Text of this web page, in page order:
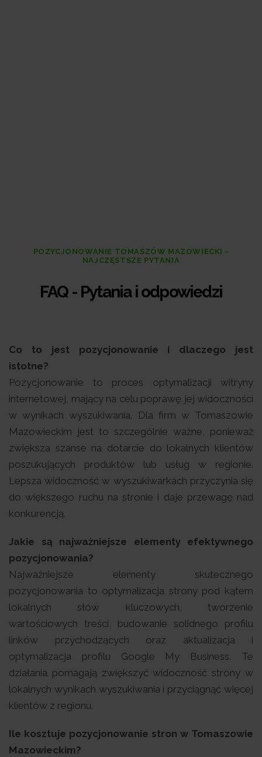
POZYCJONOWANIE TOMASZÓW MAZOWIECKI -
NAJCZĘSTSZE PYTANIA
FAQ - Pytania i odpowiedzi
Co to jest pozycjonowanie i dlaczego jest
istotne?
Pozycjonowanie to proces optymalizacji witryny
internetowej, mający na celu poprawę jej widoczności
w wynikach wyszukiwania. Dla firm w Tomaszowie
Mazowieckim jest to szczególnie ważne, ponieważ
zwiększa szanse na dotarcie do lokalnych klientów
poszukujących produktów lub usług w regionie.
Lepsza widoczność w wyszukiwarkach przyczynia się
do większego ruchu na stronie i daje przewagę nad
konkurencją.
Jakie są najważniejsze elementy efektywnego
pozycjonowania?
Najważniejsze elementy skutecznego
pozycjonowania to optymalizacja strony pod kątem
lokalnych słów kluczowych, tworzenie
wartościowych treści, budowanie solidnego profilu
linków przychodzących oraz aktualizacja i
optymalizacja profilu Google My Business. Te
działania pomagają zwiększyć widoczność strony w
lokalnych wynikach wyszukiwania i przyciągnąć więcej
klientów z regionu.
Ile kosztuje pozycjonowanie stron w Tomaszowie
Mazowieckim?